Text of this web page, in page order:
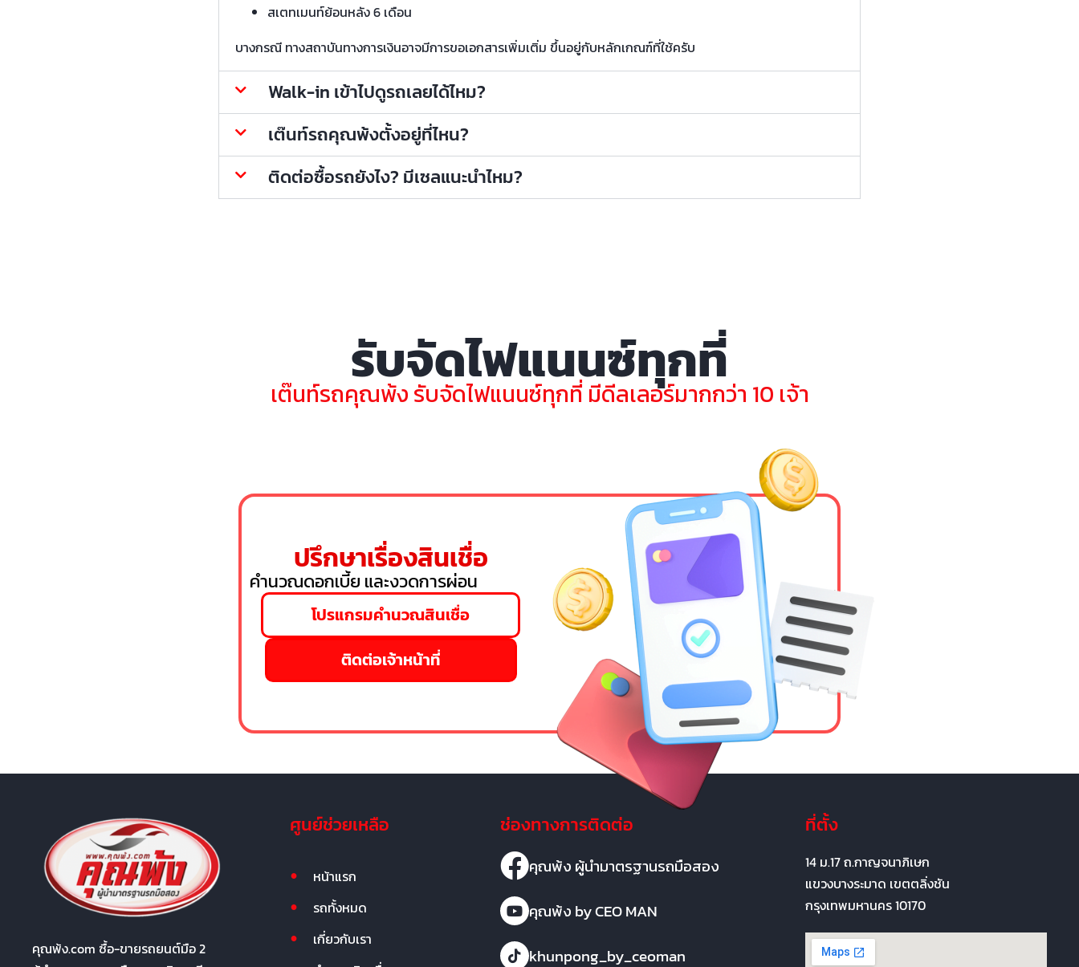
สเตทเมนท์ย้อนหลัง 6 เดือน
บางกรณี ทางสถาบันทางการเงินอาจมีการขอเอกสารเพิ่มเติ่ม ขึ้นอยู่กับหลักเกณฑ์ที่ใช้ครับ
Walk-in เข้าไปดูรถเลยได้ไหม?
เต๊นท์รถคุณพ้งตั้งอยู่ที่ไหน?
ติดต่อซื้อรถยังไง? มีเซลแนะนำไหม?
รับจัดไฟแนนซ์ทุกที่
เต๊นท์รถคุณพ้ง รับจัดไฟแนนซ์ทุกที่ มีดีลเลอร์มากกว่า 10 เจ้า
ปรึกษาเรื่องสินเชื่อ
คำนวณดอกเบี้ย และงวดการผ่อน
โปรแกรมคำนวณสินเชื่อ
ติดต่อเจ้าหน้าที่
คุณพ้ง.com ซื้อ-ขายรถยนต์มือ 2
ศูนย์ช่วยเหลือ
หน้าแรก
รถทั้งหมด
เกี่ยวกับเรา
ช่องทางการติดต่อ
คุณพ้ง ผู้นำมาตรฐานรถมือสอง
คุณพ้ง by CEO MAN
khunpong_by_ceoman
ที่ตั้ง
14 ม.17 ถ.กาญจนาภิเษก
แขวงบางระมาด เขตตลิ่งชัน
กรุงเทพมหานคร 10170